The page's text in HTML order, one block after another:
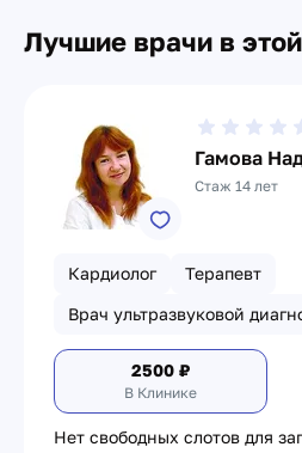
Лучшие врачи в
Гамова
Стаж 14 лет
Кардиолог
Терапевт
Врач ультразвуковой
2500 ₽
В Клинике
Нет свободных слотов для